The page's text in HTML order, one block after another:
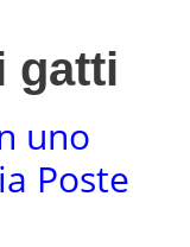
gatti
uno
Poste